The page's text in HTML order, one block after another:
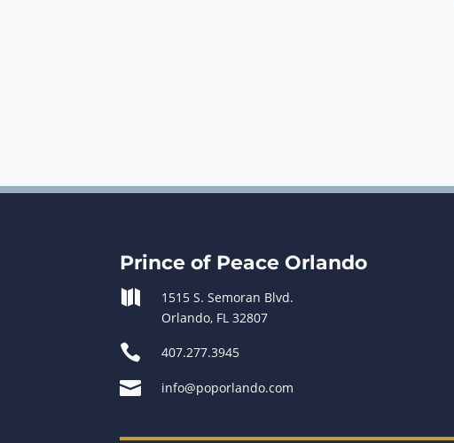
Prince of Peace Orlando

1515 S. Semoran Blvd.
Orlando, FL 32807
 407.277.3945
 info@poporlando.com